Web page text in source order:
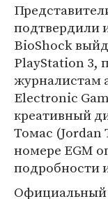
подтвердили
BioShock
PlayStation 3,
журналистам
Electronic
креативный
Томас (Jordan
номере EGM
подробности
Официальный